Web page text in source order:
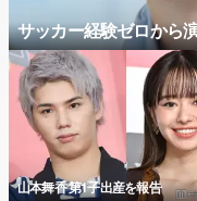
サッカー経験ゼロから
山本舞香 第1子出産を報告